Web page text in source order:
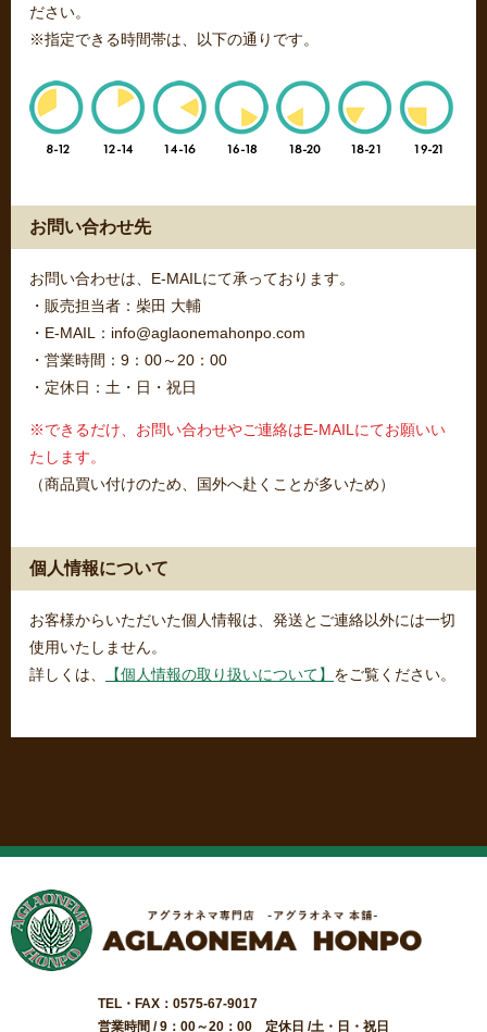
ださい。
※指定できる時間帯は、以下の通りです。
お問い合わせ先
お問い合わせは、E-MAILにて承っております。
・販売担当者：柴田 大輔
・E-MAIL：info@aglaonemahonpo.com
・営業時間：9：00～20：00
・定休日：土・日・祝日
※できるだけ、お問い合わせやご連絡はE-MAILにてお願いい
たします。
（商品買い付けのため、国外へ赴くことが多いため）
個人情報について
お客様からいただいた個人情報は、発送とご連絡以外には一切
使用いたしません。
詳しくは、
【個人情報の取り扱いについて】 をご覧ください。
TEL・FAX：0575-67-9017
営業時間 / 9：00～20：00 定休日 /土・日・祝日